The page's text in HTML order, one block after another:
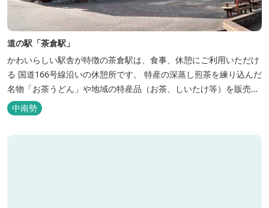
道の駅「茶倉駅」
かわいらしい駅舎が特徴の茶倉駅は、食事、休憩にご利用いただけ
る 国道166号線沿いの休憩所です。 特産の深蒸し煎茶を練り込んだ
名物「お茶うどん」や地域の特産品（お茶、しいたけ等）を販売。
吊り橋をわたれば宿泊施設のエバーグレイズ香肌峡まですぐ。 【イ
チオシ名物】 ・味噌カツ丼…地元産の甘味噌を使ったボリュームた
中南勢